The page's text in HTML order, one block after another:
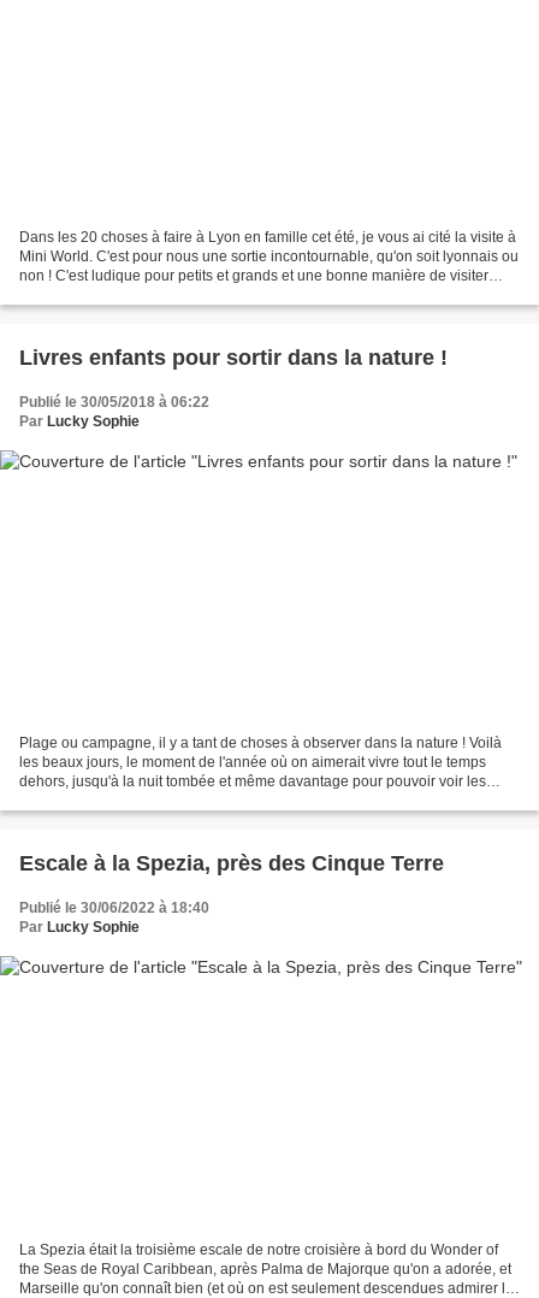
Dans les 20 choses à faire à Lyon en famille cet été, je vous ai cité la visite à
Mini World. C'est pour nous une sortie incontournable, qu'on soit lyonnais ou
non ! C'est ludique pour petits et grands et une bonne manière de visiter
Livres enfants pour sortir dans la nature !
Publié le 30/05/2018 à 06:22
Par Lucky Sophie
Plage ou campagne, il y a tant de choses à observer dans la nature ! Voilà
les beaux jours, le moment de l'année où on aimerait vivre tout le temps
dehors, jusqu'à la nuit tombée et même davantage pour pouvoir voir les
Escale à la Spezia, près des Cinque Terre
Publié le 30/06/2022 à 18:40
Par Lucky Sophie
La Spezia était la troisième escale de notre croisière à bord du Wonder of
the Seas de Royal Caribbean, après Palma de Majorque qu'on a adorée, et
Marseille qu'on connaît bien (et où on est seulement descendues admirer le